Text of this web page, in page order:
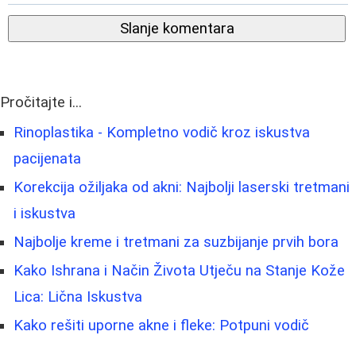
Slanje komentara
Pročitajte i...
Rinoplastika - Kompletno vodič kroz iskustva
pacijenata
Korekcija ožiljaka od akni: Najbolji laserski tretmani
i iskustva
Najbolje kreme i tretmani za suzbijanje prvih bora
Kako Ishrana i Način Života Utječu na Stanje Kože
Lica: Lična Iskustva
Kako rešiti uporne akne i fleke: Potpuni vodič